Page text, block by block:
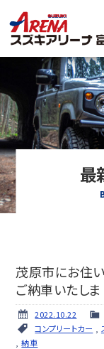
最
茂原市にお住
ご納車いたしま
2022.10.22
コンプリートカー
,納車